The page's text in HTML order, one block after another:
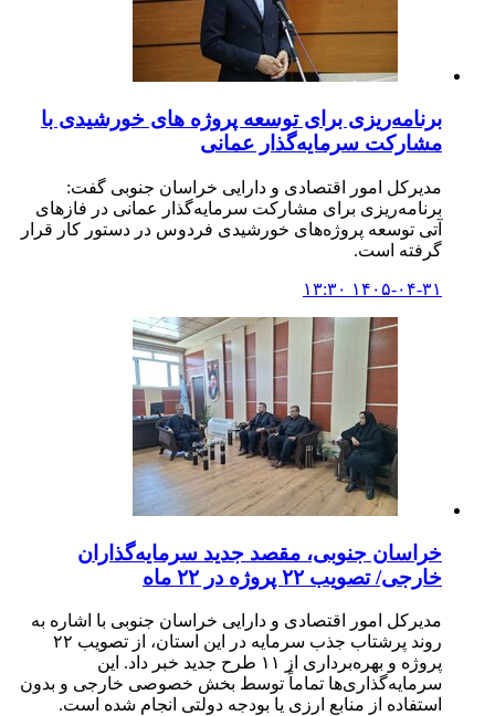
برنامه‌ریزی برای توسعه پروژه های خورشیدی با
مشارکت سرمایه‌گذار عمانی
مدیرکل امور اقتصادی و دارایی خراسان جنوبی گفت:
برنامه‌ریزی برای مشارکت سرمایه‌گذار عمانی در فازهای
آتی توسعه پروژه‌های خورشیدی فردوس در دستور کار قرار
گرفته است.
۱۴۰۵-۰۴-۳۱ ۱۳:۳۰
خراسان جنوبی، مقصد جدید سرمایه‌گذاران
خارجی/ تصویب ۲۲ پروژه در ۲۲ ماه
مدیرکل امور اقتصادی و دارایی خراسان جنوبی با اشاره به
روند پرشتاب جذب سرمایه در این استان، از تصویب ۲۲
پروژه و بهره‌برداری از ۱۱ طرح جدید خبر داد. این
سرمایه‌گذاری‌ها تماماً توسط بخش خصوصی خارجی و بدون
استفاده از منابع ارزی یا بودجه دولتی انجام شده است.